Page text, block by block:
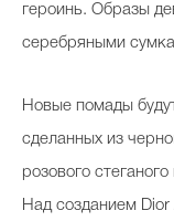
героинь. Образы
серебряными
Новые помады
сделанных из
розового
Над созданием